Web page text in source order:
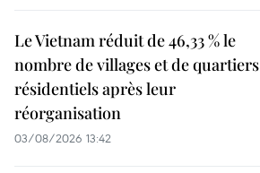
Le Vietnam réduit de 46,33 % le
nombre de villages et de quartiers
résidentiels après leur
réorganisation
03/08/2026 13:42